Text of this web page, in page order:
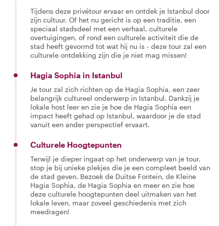
Tijdens deze privétour ervaar en ontdek je Istanbul door
zijn cultuur. Of het nu gericht is op een traditie, een
speciaal stadsdeel met een verhaal, culturele
overtuigingen, of rond een culturele activiteit die de
stad heeft gevormd tot wat hij nu is - deze tour zal een
culturele ontdekking zijn die je niet mag missen!
Hagia Sophia in Istanbul
Je tour zal zich richten op de Hagia Sophia, een zeer
belangrijk cultureel onderwerp in Istanbul. Dankzij je
lokale host leer en zie je hoe de Hagia Sophia een
impact heeft gehad op Istanbul, waardoor je de stad
vanuit een ander perspectief ervaart.
Culturele Hoogtepunten
Terwijl je dieper ingaat op het onderwerp van je tour,
stop je bij unieke plekjes die je een compleet beeld van
de stad geven. Bezoek de Duitse Fontein, de Kleine
Hagia Sophia, de Hagia Sophia en meer en zie hoe
deze culturele hoogtepunten deel uitmaken van het
lokale leven, maar zoveel geschiedenis met zich
meedragen!